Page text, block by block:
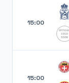
15:00
15:00